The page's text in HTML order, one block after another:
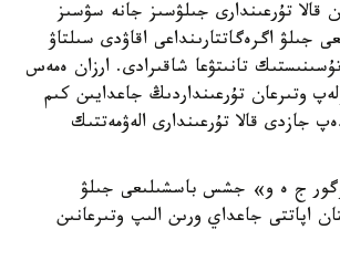
قالا تۇرعىندارى جىلۋسىز جانە سۋسىز
جىلۋ اگرەگاتتارىنداعى اقاۋدى سىلتاۋ
تانىتۋعا شاقىرادى. ارزان ەمەس
وتىرعان تۇرعىنداردىڭ جاعدايىن كىم
قالا تۇرعىندارى الەۋمەتتىك
ج ە و» جشس باسشىلىعى جىلۋ
اپاتتى جاعداي ورىن الىپ وتىرعانىن